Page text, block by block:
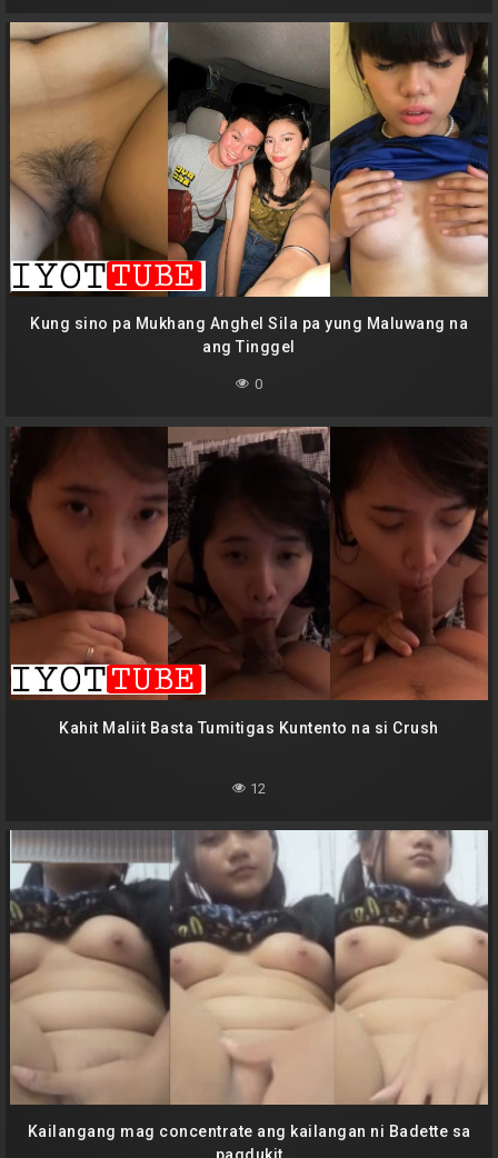
Kung sino pa Mukhang Anghel Sila pa yung Maluwang na
ang Tinggel
0
Kahit Maliit Basta Tumitigas Kuntento na si Crush
12
Kailangang mag concentrate ang kailangan ni Badette sa